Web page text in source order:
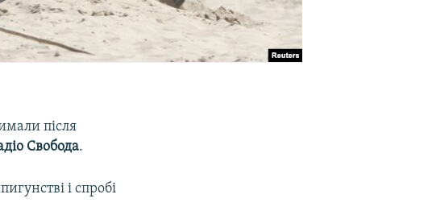
після
Свобода.
і спробі